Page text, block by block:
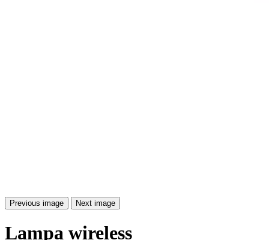
Previous image Next image
Lampa wireless